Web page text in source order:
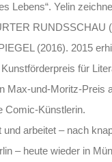
Lebens“. Yelin
RUNDSSCHAU
(2016). 2015
für
Max-und-Moritz-Preis
Comic-Künstlerin.
und arbeitet – nach
– heute wieder in